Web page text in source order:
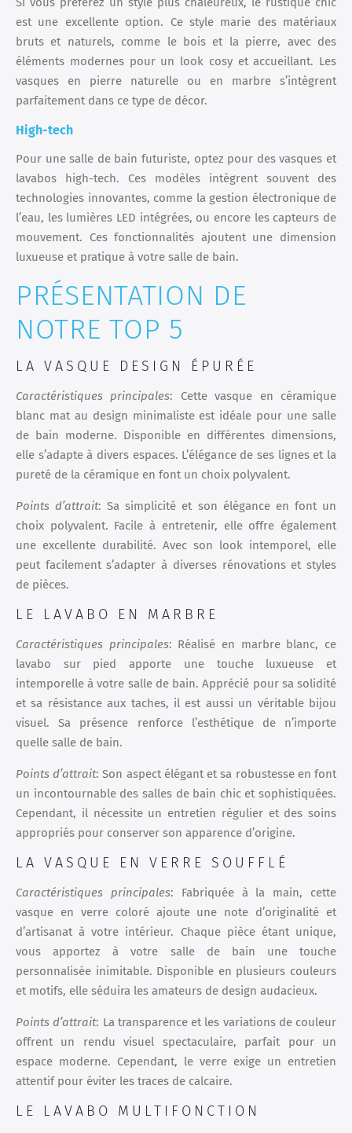
est une excellente option. Ce style marie des matériaux
bruts et naturels, comme le bois et la pierre, avec des
éléments modernes pour un look cosy et accueillant. Les
vasques en pierre naturelle ou en marbre s’intègrent
parfaitement dans ce type de décor.
High-tech
Pour une salle de bain futuriste, optez pour des vasques et
lavabos high-tech. Ces modèles intègrent souvent des
technologies innovantes, comme la gestion électronique de
l’eau, les lumières LED intégrées, ou encore les capteurs de
mouvement. Ces fonctionnalités ajoutent une dimension
luxueuse et pratique à votre salle de bain.
PRÉSENTATION DE
NOTRE TOP 5
LA VASQUE DESIGN ÉPURÉE
Caractéristiques principales: Cette vasque en céramique
blanc mat au design minimaliste est idéale pour une salle
de bain moderne. Disponible en différentes dimensions,
elle s’adapte à divers espaces. L’élégance de ses lignes et la
pureté de la céramique en font un choix polyvalent.
Points d’attrait: Sa simplicité et son élégance en font un
choix polyvalent. Facile à entretenir, elle offre également
une excellente durabilité. Avec son look intemporel, elle
peut facilement s’adapter à diverses rénovations et styles
de pièces.
LE LAVABO EN MARBRE
Caractéristiques principales: Réalisé en marbre blanc, ce
lavabo sur pied apporte une touche luxueuse et
intemporelle à votre salle de bain. Apprécié pour sa solidité
et sa résistance aux taches, il est aussi un véritable bijou
visuel. Sa présence renforce l’esthétique de n’importe
quelle salle de bain.
Points d’attrait: Son aspect élégant et sa robustesse en font
un incontournable des salles de bain chic et sophistiquées.
Cependant, il nécessite un entretien régulier et des soins
appropriés pour conserver son apparence d’origine.
LA VASQUE EN VERRE SOUFFLÉ
Caractéristiques principales: Fabriquée à la main, cette
vasque en verre coloré ajoute une note d’originalité et
d’artisanat à votre intérieur. Chaque pièce étant unique,
vous apportez à votre salle de bain une touche
personnalisée inimitable. Disponible en plusieurs couleurs
et motifs, elle séduira les amateurs de design audacieux.
Points d’attrait: La transparence et les variations de couleur
offrent un rendu visuel spectaculaire, parfait pour un
espace moderne. Cependant, le verre exige un entretien
attentif pour éviter les traces de calcaire.
LE LAVABO MULTIFONCTION